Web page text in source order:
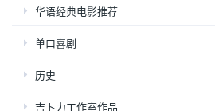
华语经典电影推荐
单口喜剧
历史
吉卜力工作室作品